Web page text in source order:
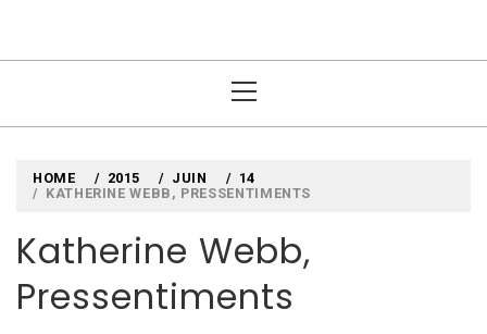
Menu
HOME 2015 JUIN
14
KATHERINE WEBB, PRESSENTIMENTS
Katherine Webb,
Pressentiments